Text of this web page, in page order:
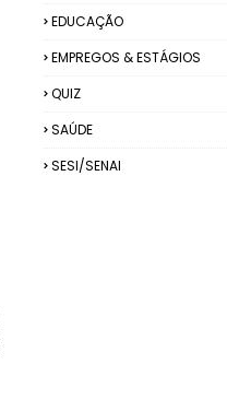
EDUCAÇÃO
EMPREGOS & ESTÁGIOS
QUIZ
SAÚDE
SESI/SENAI